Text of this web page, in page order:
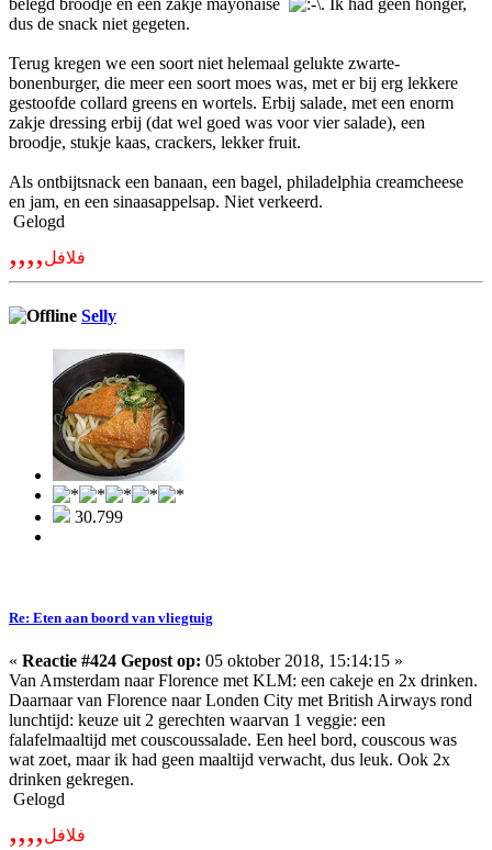
belegd broodje en een zakje mayonaise
. Ik had geen honger,
dus de snack niet gegeten.
Terug kregen we een soort niet helemaal gelukte zwarte-
bonenburger, die meer een soort moes was, met er bij erg lekkere
gestoofde collard greens en wortels. Erbij salade, met een enorm
zakje dressing erbij (dat wel goed was voor vier salade), een
broodje, stukje kaas, crackers, lekker fruit.
Als ontbijtsnack een banaan, een bagel, philadelphia creamcheese
en jam, en een sinaasappelsap. Niet verkeerd.
Gelogd
,,,,فلافل
Selly
30.799
Re: Eten aan boord van vliegtuig
« Reactie #424 Gepost op: 05 oktober 2018, 15:14:15 »
Van Amsterdam naar Florence met KLM: een cakeje en 2x drinken.
Daarnaar van Florence naar Londen City met British Airways rond
lunchtijd: keuze uit 2 gerechten waarvan 1 veggie: een
falafelmaaltijd met couscoussalade. Een heel bord, couscous was
wat zoet, maar ik had geen maaltijd verwacht, dus leuk. Ook 2x
drinken gekregen.
Gelogd
,,,,فلافل